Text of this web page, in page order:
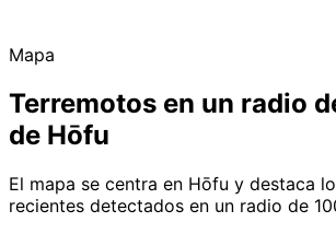
Mapa
Terremotos en un radio
de Hōfu
El mapa se centra en Hōfu y destaca
recientes detectados en un radio de